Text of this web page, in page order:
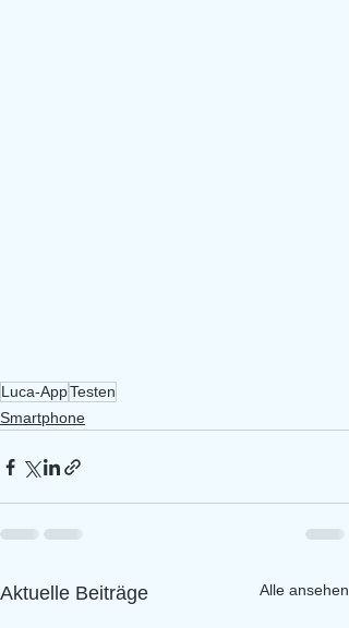
Luca-AppTesten
Smartphone
Aktuelle Beiträge Alle ansehen